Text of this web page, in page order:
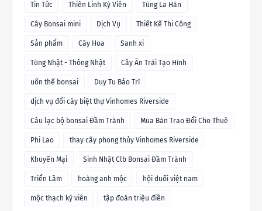
Tin Tức Thiên Linh Kỳ Viên Tùng La Hán
Cây Bonsai mini Dịch Vụ Thiết Kế Thi Công
Sản phẩm Cây Hoa Sanh xi
Tùng Nhật - Thông Nhật Cây Ăn Trái Tạo Hình
uốn thế bonsai Duy Tu Bảo Trì
dịch vụ đổi cây biệt thự Vinhomes Riverside
Câu lạc bộ bonsai Đầm Trành Mua Bán Trao Đổi Cho Thuê
Phi Lao thay cây phong thủy Vinhomes Riverside
Khuyến Mại Sinh Nhật Clb Bonsai Đầm Trành
Triển Lãm hoàng anh mộc hội duối việt nam
mộc thạch kỳ viên tập đoàn triệu điền